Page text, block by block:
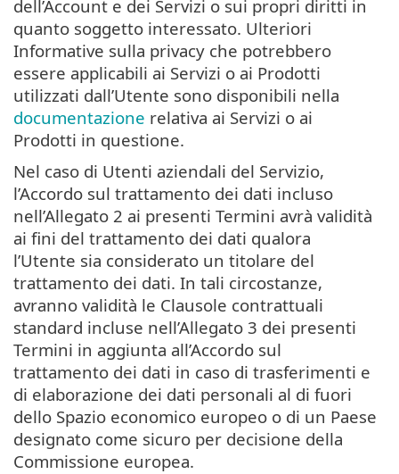
dell’Account e dei Servizi o sui propri diritti in
quanto soggetto interessato. Ulteriori
Informative sulla privacy che potrebbero
essere applicabili ai Servizi o ai Prodotti
utilizzati dall’Utente sono disponibili nella
documentazione relativa ai Servizi o ai
Prodotti in questione.
Nel caso di Utenti aziendali del Servizio,
l’Accordo sul trattamento dei dati incluso
nell’Allegato 2 ai presenti Termini avrà validità
ai fini del trattamento dei dati qualora
l’Utente sia considerato un titolare del
trattamento dei dati. In tali circostanze,
avranno validità le Clausole contrattuali
standard incluse nell’Allegato 3 dei presenti
Termini in aggiunta all’Accordo sul
trattamento dei dati in caso di trasferimenti e
di elaborazione dei dati personali al di fuori
dello Spazio economico europeo o di un Paese
designato come sicuro per decisione della
Commissione europea.